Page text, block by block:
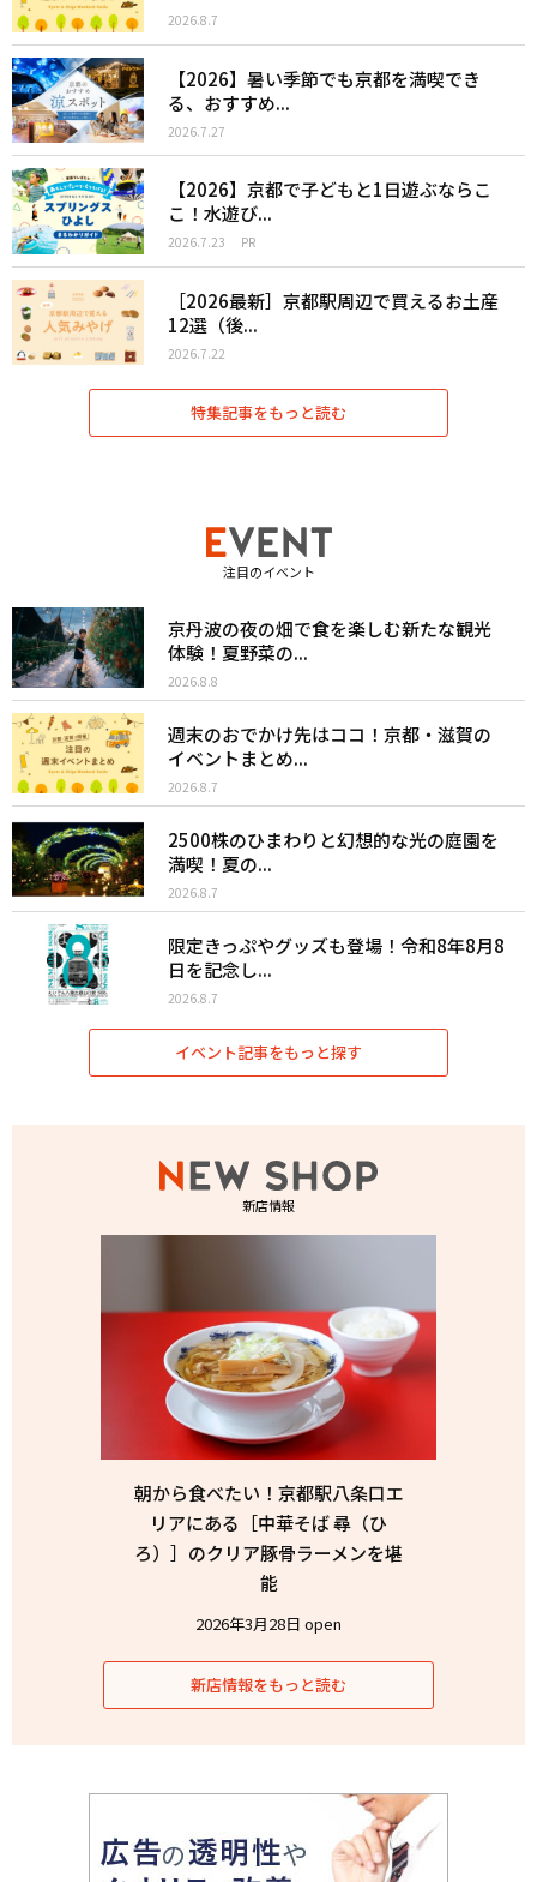
2026.8.7
【2026】暑い季節でも京都を満喫でき
る、おすすめ...
2026.7.27
【2026】京都で子どもと1日遊ぶならこ
こ！水遊び...
2026.7.23 PR
［2026最新］京都駅周辺で買えるお土産
12選（後...
2026.7.22
特集記事をもっと読む
注目のイベント
京丹波の夜の畑で食を楽しむ新たな観光
体験！夏野菜の...
2026.8.8
週末のおでかけ先はココ！京都・滋賀の
イベントまとめ...
2026.8.7
2500株のひまわりと幻想的な光の庭園を
満喫！夏の...
2026.8.7
限定きっぷやグッズも登場！令和8年8月8
日を記念し...
2026.8.7
イベント記事をもっと探す
新店情報
朝から食べたい！京都駅八条口エ
リアにある［中華そば 尋（ひ
ろ）］のクリア豚骨ラーメンを堪
能
2026年3月28日 open
新店情報をもっと読む